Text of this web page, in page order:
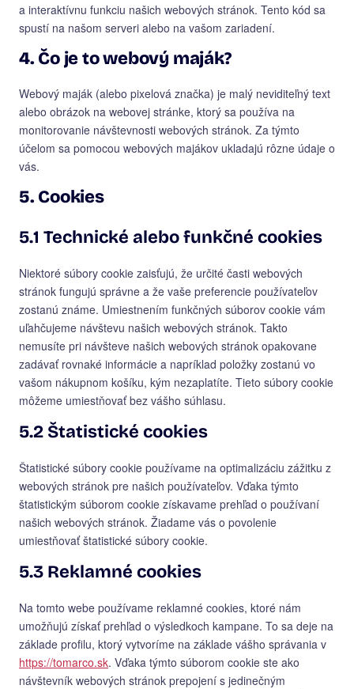
a interaktívnu funkciu našich webových stránok. Tento kód sa
spustí na našom serveri alebo na vašom zariadení.
4. Čo je to webový maják?
Webový maják (alebo pixelová značka) je malý neviditeľný text
alebo obrázok na webovej stránke, ktorý sa používa na
monitorovanie návštevnosti webových stránok. Za týmto
účelom sa pomocou webových majákov ukladajú rôzne údaje o
vás.
5. Cookies
5.1 Technické alebo funkčné cookies
Niektoré súbory cookie zaisťujú, že určité časti webových
stránok fungujú správne a že vaše preferencie používateľov
zostanú známe. Umiestnením funkčných súborov cookie vám
uľahčujeme návštevu našich webových stránok. Takto
nemusíte pri návšteve našich webových stránok opakovane
zadávať rovnaké informácie a napríklad položky zostanú vo
vašom nákupnom košíku, kým nezaplatíte. Tieto súbory cookie
môžeme umiestňovať bez vášho súhlasu.
5.2 Štatistické cookies
Štatistické súbory cookie používame na optimalizáciu zážitku z
webových stránok pre našich používateľov. Vďaka týmto
štatistickým súborom cookie získavame prehľad o používaní
našich webových stránok. Žiadame vás o povolenie
umiestňovať štatistické súbory cookie.
5.3 Reklamné cookies
Na tomto webe používame reklamné cookies, ktoré nám
umožňujú získať prehľad o výsledkoch kampane. To sa deje na
základe profilu, ktorý vytvoríme na základe vášho správania v
https://tomarco.sk. Vďaka týmto súborom cookie ste ako
návštevník webových stránok prepojení s jedinečným